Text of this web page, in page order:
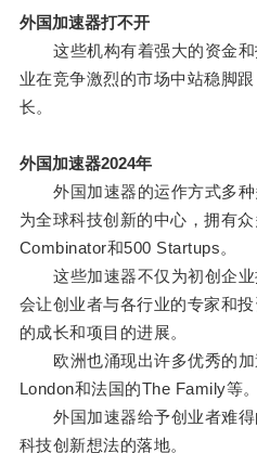
外国加速器打不开
这些机构有着强大的资金和
业在竞争激烈的市场中站稳脚
长。
外国加速器2024年
外国加速器的运作方式多种
为全球科技创新的中心，拥有
Combinator和500 Startups。
这些加速器不仅为初创企业
会让创业者与各行业的专家和
的成长和项目的进展。
欧洲也涌现出许多优秀的加
London和法国的The Family等。
外国加速器给予创业者难得
科技创新想法的落地。